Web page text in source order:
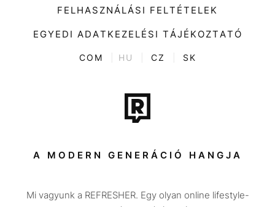
Divat
Kultúra
ENTR
Tech-Tudomány
Sport
Társadalom
Utazás
FELHASZNÁLÁSI FELTÉTELEK
EGYEDI ADATKEZELÉSI TÁJÉKOZTATÓ
COM HU CZ SK
A MODERN GENERÁCIÓ HANGJA
Mi vagyunk a REFRESHER. Egy olyan online lifestyle-